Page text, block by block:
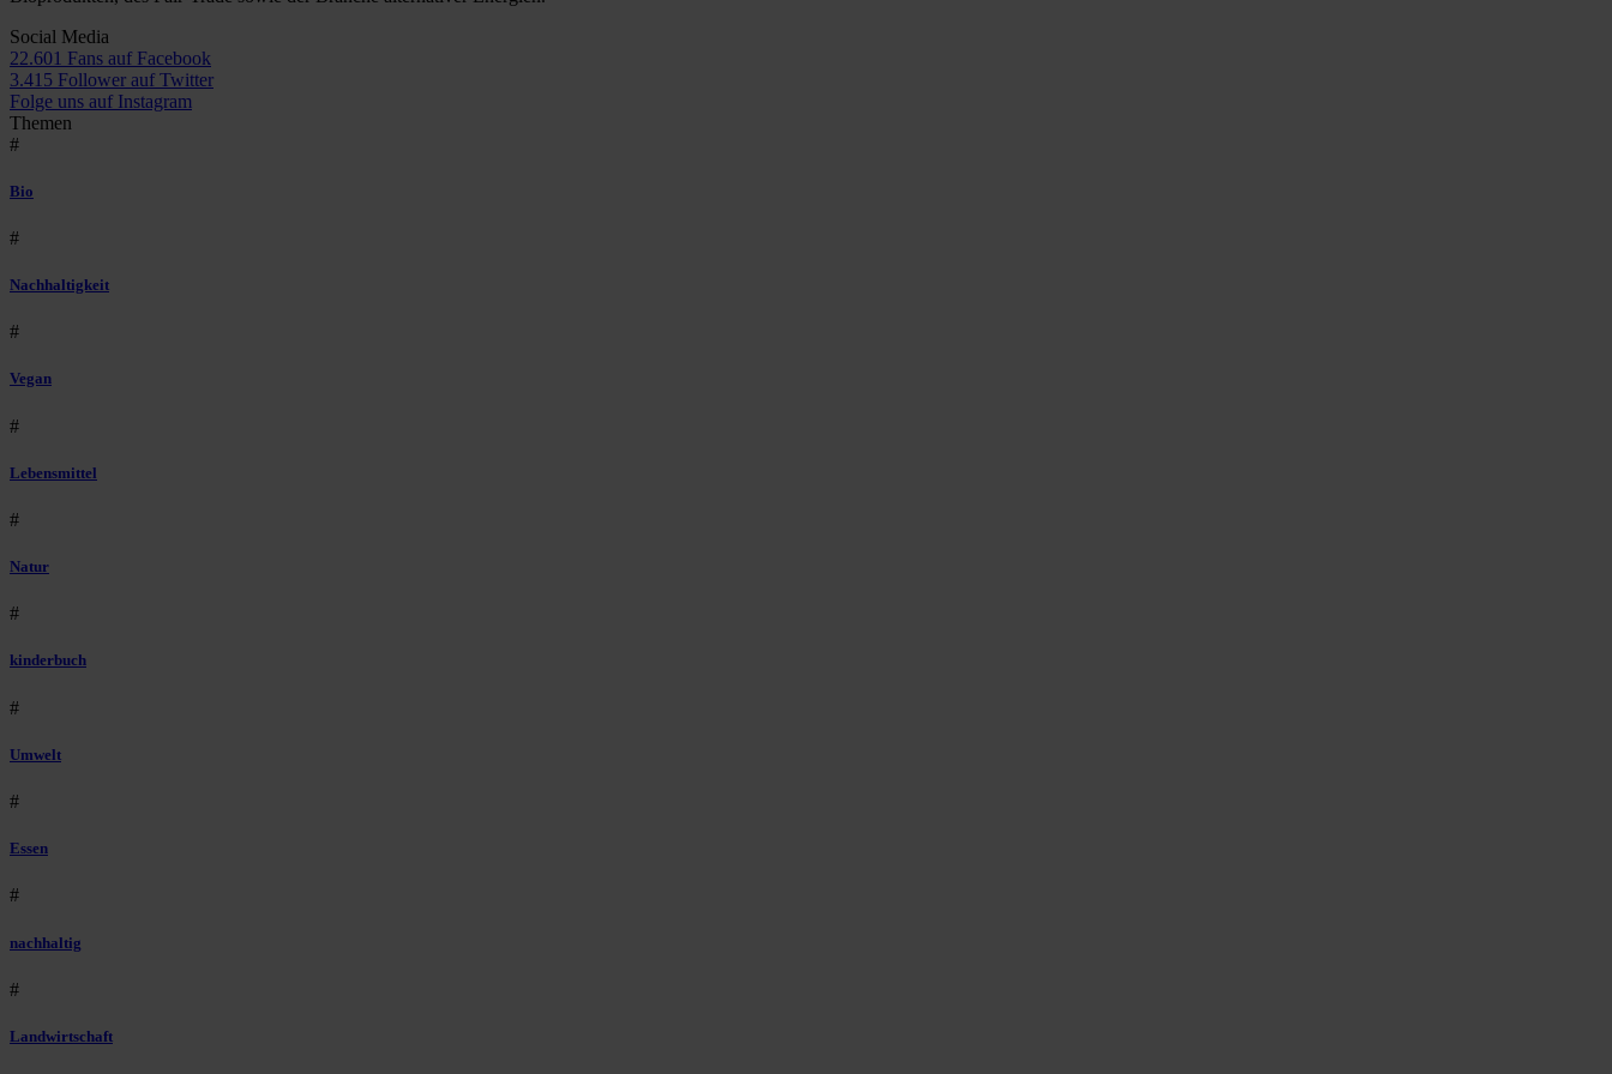
Social Media
22.601 Fans auf Facebook
3.415 Follower auf Twitter
Folge uns auf Instagram
Themen
#
Bio
#
Nachhaltigkeit
#
Vegan
#
Lebensmittel
#
Natur
#
kinderbuch
#
Umwelt
#
Essen
#
nachhaltig
#
Landwirtschaft